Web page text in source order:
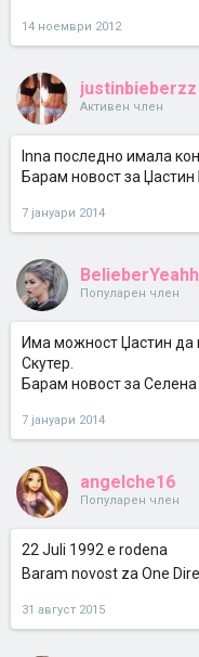
14 ноември 2012
justinbieberzz
Активен член
Inna последно имала
Барам новост за Џастин
7 јануари 2014
BelieberYeahh
Популарен член
Има можност Џастин да
Скутер.
Барам новост за Селена
7 јануари 2014
angelche16
Популарен член
22 Juli 1992 e rodena
Baram novost za One
31 август 2015